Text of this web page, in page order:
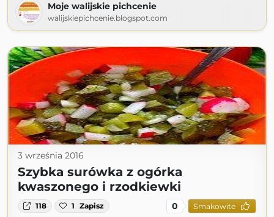
Moje walijskie pichcenie
walijskiepichcenie.blogspot.com
3 września 2016
Szybka surówka z ogórka
kwaszonego i rzodkiewki
118 1 Zapisz 0 Smakowite